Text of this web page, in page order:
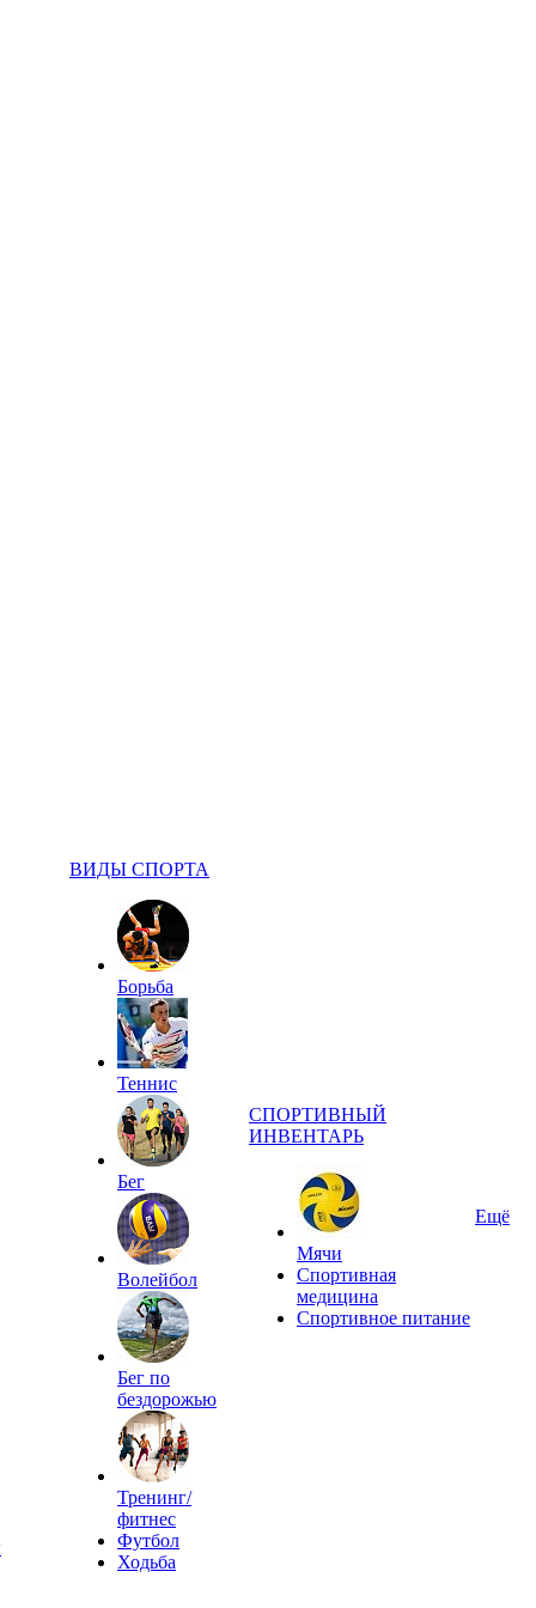
ВИДЫ СПОРТА
Борьба
Теннис
Бег
Волейбол
Бег по
бездорожью
Тренинг/
фитнес
Футбол
Ходьба
СПОРТИВНЫЙ
ИНВЕНТАРЬ
Мячи
Спортивная
медицина
Спортивное питание
Ещё